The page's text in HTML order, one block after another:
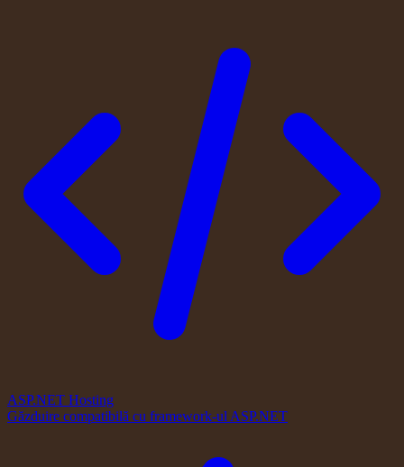
ASP.NET Hosting
Găzduire compatibilă cu framework-ul ASP.NET